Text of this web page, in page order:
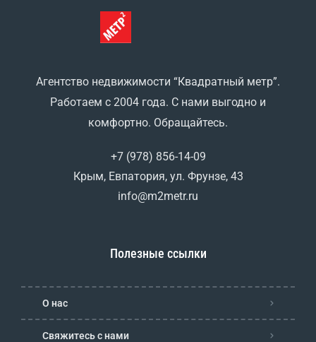
Агентство недвижимости “Квадратный метр”.
Работаем с 2004 года. С нами выгодно и
комфортно. Обращайтесь.
+7 (978) 856-14-09
Крым, Евпатория, ул. Фрунзе, 43
info@m2metr.ru
Полезные ссылки
О нас
Свяжитесь с нами